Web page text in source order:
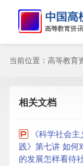
当前位置： 高等教育
相关文档
《科学社会
践》第七讲 如何
的发展怎样看待